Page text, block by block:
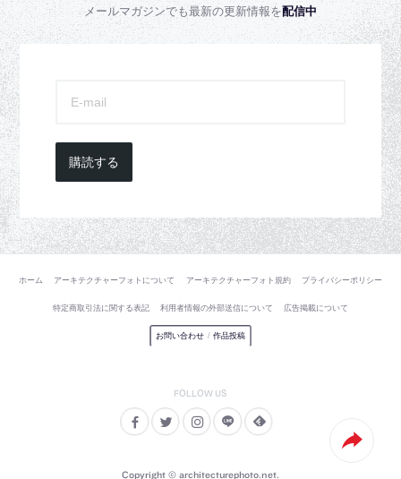
メールマガジンでも最新の更新情報を配信中
購読する
ホーム アーキテクチャーフォトについて アーキテクチャーフォト規約 プライバシーポリシー
特定商取引法に関する表記 利用者情報の外部送信について 広告掲載について
お問い合わせ / 作品投稿
Copyright © architecturephoto.net.